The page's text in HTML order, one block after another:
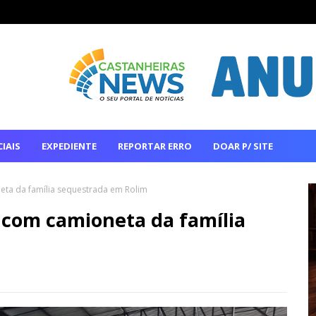
EXPEDIENTE REPORTAR ERRO DOAR P/ SITE
da família sequestrada em Rolim
com camioneta da família